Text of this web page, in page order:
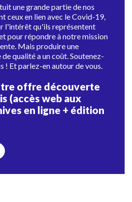
une grande partie de nos
ceux en lien avec le Covid-19,
l'intérêt qu'ils représentent
pour répondre à notre mission
Mais produire une
qualité a un coût. Soutenez-
! Et parlez-en autour de vous.
offre découverte
(accès web aux
en ligne + édition